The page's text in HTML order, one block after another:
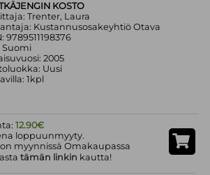
KOSTO
Trenter, Laura
Kustannusosakeyhtiö Otava
9789511198376
Suomi
2005
Uusi
1kpl
12.90€
loppuunmyyty.
myynnissä Omakaupassa
tämän linkin kautta!